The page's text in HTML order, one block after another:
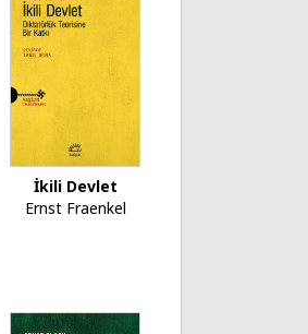
İkili Devlet
Ernst Fraenkel